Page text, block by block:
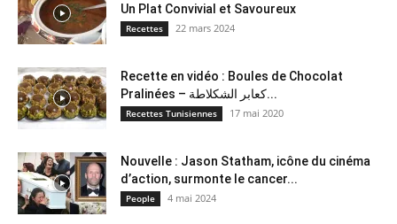
Un Plat Convivial et Savoureux
Recettes 22 mars 2024
Recette en vidéo : Boules de Chocolat
Pralinées – كعابر الشكلاطة...
Recettes Tunisiennes 17 mai 2020
Nouvelle : Jason Statham, icône du cinéma
d’action, surmonte le cancer...
People 4 mai 2024